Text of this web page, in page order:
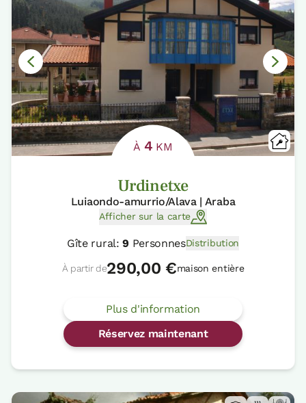
À 4 KM
Urdinetxe
Luiaondo-amurrio/Alava | Araba
Afficher sur la carte
Gîte rural:9 PersonnesDistribution
À partir de290,00 €maison entière
Plus d'information
Réservez maintenant